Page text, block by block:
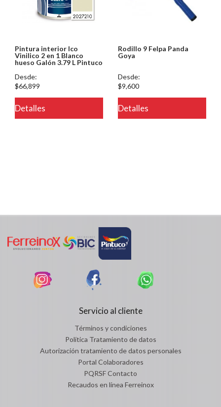
Pintura interior Ico
Vinilico 2 en 1 Blanco
hueso Galón 3.79 L Pintuco
Desde:
$66,899
Detalles
Rodillo 9 Felpa Panda
Goya
Desde:
$9,600
Detalles
Servicio al cliente
Términos y condiciones
Política Tratamiento de datos
Autorización tratamiento de datos personales
Portal Colaboradores
PQRSF Contacto
Recaudos en línea Ferreinox